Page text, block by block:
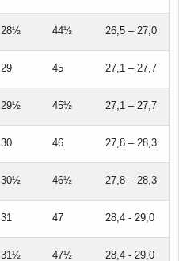
28½ 44½ 26,5 – 27,0
29 45 27,1 – 27,7
29½ 45½ 27,1 – 27,7
30 46 27,8 – 28,3
30½ 46½ 27,8 – 28,3
31 47 28,4 - 29,0
31½ 47½ 28,4 - 29,0